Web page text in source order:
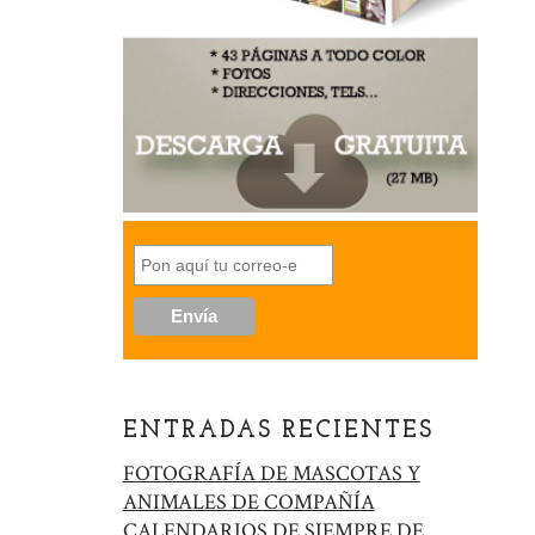
ENTRADAS RECIENTES
FOTOGRAFÍA DE MASCOTAS Y
ANIMALES DE COMPAÑÍA